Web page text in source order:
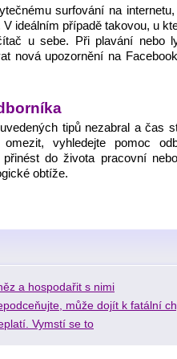
surfování na
ideálním případě takovou, u
u sebe. Při plavání nebo
nová upozornění na
tipů nezabral a čas
vyhledejte pomoc
do života pracovní
obtíže.
a hospodařit s nimi
může dojít k fatální
Vymstí se to